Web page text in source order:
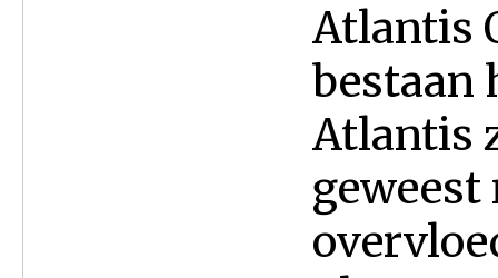
Atlantis
bestaan
Atlantis
geweest